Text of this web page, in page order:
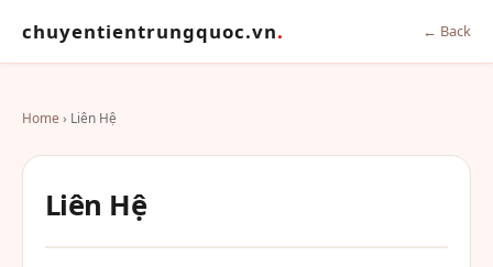
chuyentientrungquoc.vn. ← Back
Home › Liên Hệ
Liên Hệ